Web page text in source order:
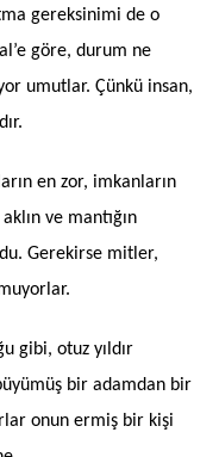
gereksinimi de o
göre, durum ne
umutlar. Çünkü insan,
en zor, imkanların
ve mantığın
Gerekirse mitler,
gibi, otuz yıldır
bir adamdan bir
onun ermiş bir kişi